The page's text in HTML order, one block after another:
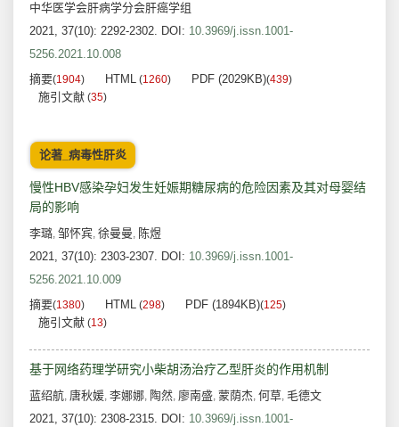
中华医学会肝病学分会肝癌学组
2021, 37(10): 2292-2302. DOI: 10.3969/j.issn.1001-
5256.2021.10.008
摘要(1904) HTML (1260) PDF (2029KB)(439)
施引文献 (35)
论著_病毒性肝炎
慢性HBV感染孕妇发生妊娠期糖尿病的危险因素及其对母婴结
局的影响
李璐, 邹怀宾, 徐曼曼, 陈煜
2021, 37(10): 2303-2307. DOI: 10.3969/j.issn.1001-
5256.2021.10.009
摘要(1380) HTML (298) PDF (1894KB)(125)
施引文献 (13)
基于网络药理学研究小柴胡汤治疗乙型肝炎的作用机制
蓝绍航, 唐秋媛, 李娜娜, 陶然, 廖南盛, 蒙荫杰, 何草, 毛德文
2021, 37(10): 2308-2315. DOI: 10.3969/j.issn.1001-